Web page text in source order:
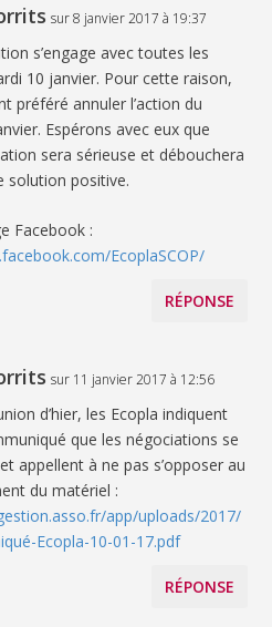
sur 8 janvier 2017 à 19:37
s’engage avec toutes les
10 janvier. Pour cette raison,
préféré annuler l’action du
Espérons avec eux que
sera sérieuse et débouchera
solution positive.
Facebook :
EcoplaSCOP/
RÉPONSE
sur 11 janvier 2017 à 12:56
d’hier, les Ecopla indiquent
que les négociations se
appellent à ne pas s’opposer au
du matériel :
app/uploads/2017/
Ecopla-10-01-17.pdf
RÉPONSE